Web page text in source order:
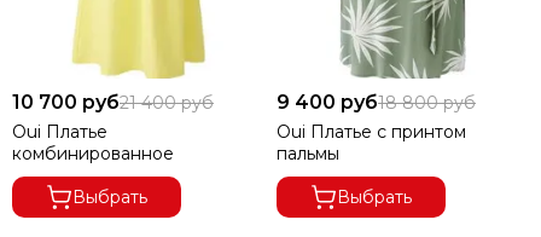
10 700 руб21 400 руб
Oui Платье
комбинированное
Выбрать
9 400 руб18 800 руб
Oui Платье с принтом
пальмы
Выбрать